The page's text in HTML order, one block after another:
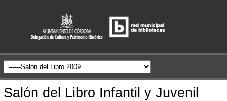
Salón del Libro Infantil y Juvenil